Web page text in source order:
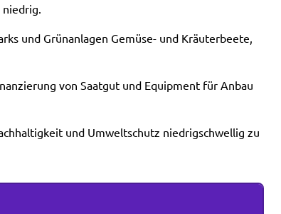
niedrig.
und Grünanlagen Gemüse- und Kräuterbeete,
von Saatgut und Equipment für Anbau
und Umweltschutz niedrigschwellig zu